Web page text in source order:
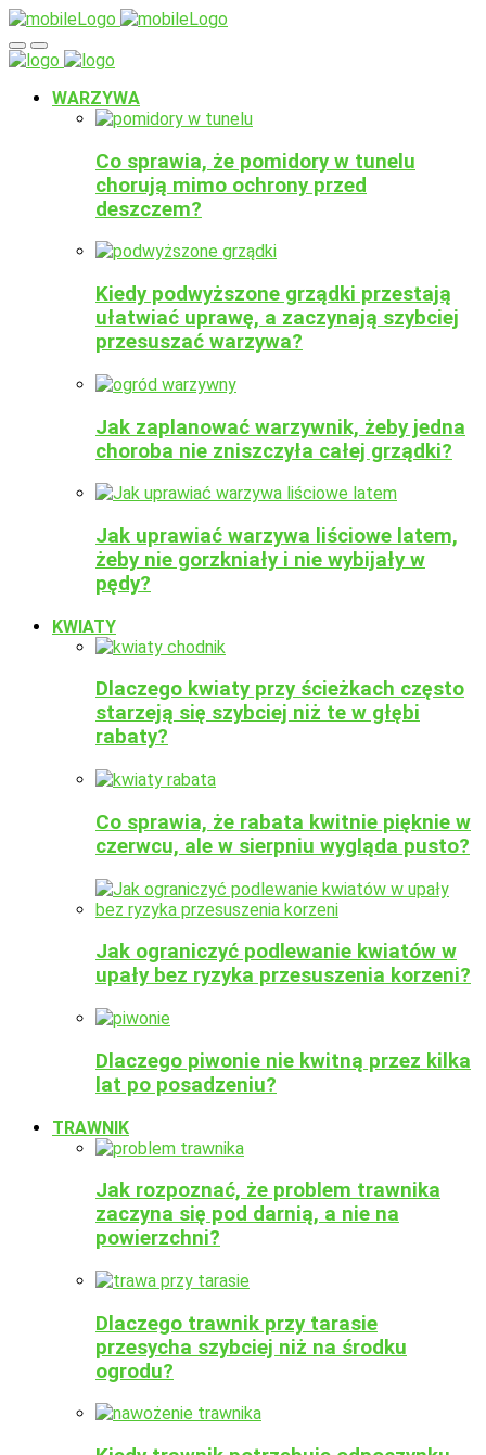
WARZYWA
Co sprawia, że pomidory w tunelu
chorują mimo ochrony przed
deszczem?
Kiedy podwyższone grządki przestają
ułatwiać uprawę, a zaczynają szybciej
przesuszać warzywa?
Jak zaplanować warzywnik, żeby jedna
choroba nie zniszczyła całej grządki?
Jak uprawiać warzywa liściowe latem,
żeby nie gorzkniały i nie wybijały w
pędy?
KWIATY
Dlaczego kwiaty przy ścieżkach często
starzeją się szybciej niż te w głębi
rabaty?
Co sprawia, że rabata kwitnie pięknie w
czerwcu, ale w sierpniu wygląda pusto?
Jak ograniczyć podlewanie kwiatów w
upały bez ryzyka przesuszenia korzeni?
Dlaczego piwonie nie kwitną przez kilka
lat po posadzeniu?
TRAWNIK
Jak rozpoznać, że problem trawnika
zaczyna się pod darnią, a nie na
powierzchni?
Dlaczego trawnik przy tarasie
przesycha szybciej niż na środku
ogrodu?